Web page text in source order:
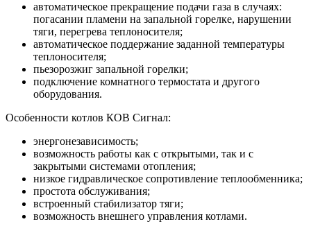
автоматическое прекращение подачи газа в случаях:
погасании пламени на запальной горелке, нарушении
тяги, перегрева теплоносителя;
автоматическое поддержание заданной температуры
теплоносителя;
пьезорозжиг запальной горелки;
подключение комнатного термостата и другого
оборудования.
Особенности котлов КОВ Сигнал:
энергонезависимость;
возможность работы как с открытыми, так и с
закрытыми системами отопления;
низкое гидравлическое сопротивление теплообменника;
простота обслуживания;
встроенный стабилизатор тяги;
возможность внешнего управления котлами.